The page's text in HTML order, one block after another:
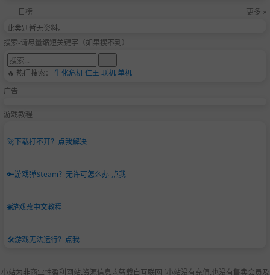
日榜
更多 »
此类别暂无资料。
搜索-请尽量缩短关键字（如果搜不到）
🔥 热门搜索： 生化危机仁王 联机单机
广告
游戏教程
🚀下载打不开？点我解决
🔑游戏弹Steam？无许可怎么办-点我
🌐游戏改中文教程
🛠️游戏无法运行？点我
小站为非商业性盈利网站,资源信息均转载自互联网|[小站没有充值.也没有售卖会员及